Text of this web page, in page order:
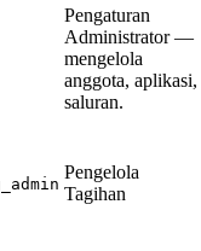
Pengaturan
Administrator —
mengelola
anggota, aplikasi,
saluran.
Pengelola
Tagihan